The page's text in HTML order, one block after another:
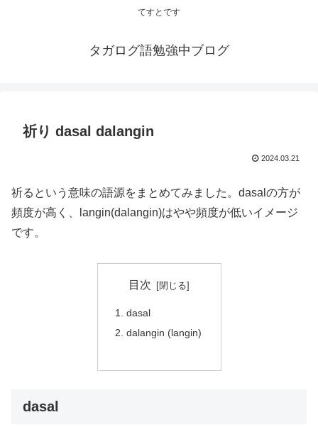
てすとです
タガログ語勉強中ブログ
祈り dasal dalangin
2024.03.21
祈るという意味の語源をまとめてみました。dasalの方が
頻度が高く、langin(dalangin)はやや頻度が低いイメージ
です。
目次
dasal
dalangin (langin)
dasal